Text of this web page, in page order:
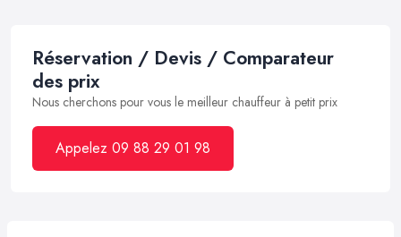
Réservation / Devis / Comparateur
des prix
Nous cherchons pour vous le meilleur chauffeur à petit prix
Appelez 09 88 29 01 98